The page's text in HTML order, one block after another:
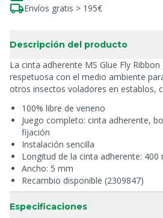
Envíos gratis > 195€
Descripción del producto
La cinta adherente MS Glue Fly
respetuosa con el medio ambiente
otros insectos voladores en establos,
100% libre de veneno
Juego completo: cinta adherente,
fijación
Instalación sencilla
Longitud de la cinta adherente: 400
Ancho: 5 mm
Recambio disponible (2309847)
Especificaciones